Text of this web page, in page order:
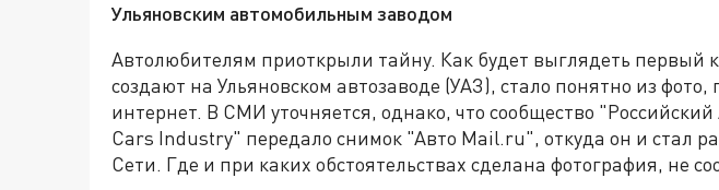
Ульяновским автомобильным заводом
Автолюбителям приоткрыли тайну. Как будет выглядеть первый
создают на Ульяновском автозаводе (УАЗ), стало понятно из фото,
интернет. В СМИ уточняется, однако, что сообщество
Cars Industry" передало снимок "Авто Mail.ru", откуда он и стал
Сети. Где и при каких обстоятельствах сделана фотография, не